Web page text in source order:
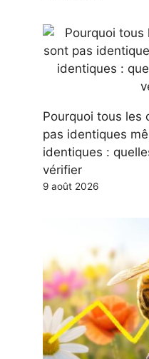
Pourquoi tous les
pas identiques
identiques :
vérifier
9 août 2026